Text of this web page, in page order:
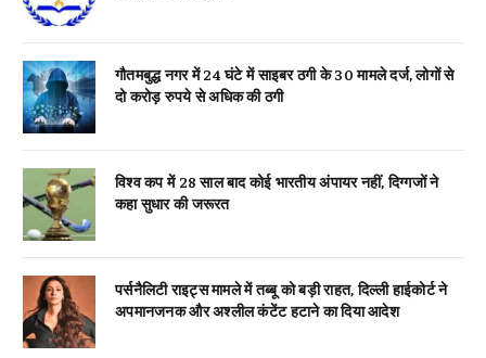
गौतमबुद्ध नगर में 24 घंटे में साइबर ठगी के 30 मामले दर्ज, लोगों से
दो करोड़ रुपये से अधिक की ठगी
विश्व कप में 28 साल बाद कोई भारतीय अंपायर नहीं, दिग्गजों ने
कहा सुधार की जरूरत
पर्सनैलिटी राइट्स मामले में तब्बू को बड़ी राहत, दिल्ली हाईकोर्ट ने
अपमानजनक और अश्लील कंटेंट हटाने का दिया आदेश